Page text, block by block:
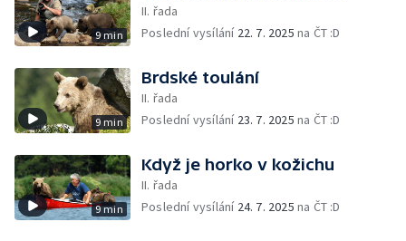
9 min
II. řada
Poslední vysílání 22. 7. 2025 na ČT :D
9 min
Brdské toulání
II. řada
Poslední vysílání 23. 7. 2025 na ČT :D
9 min
Když je horko v kožichu
II. řada
Poslední vysílání 24. 7. 2025 na ČT :D